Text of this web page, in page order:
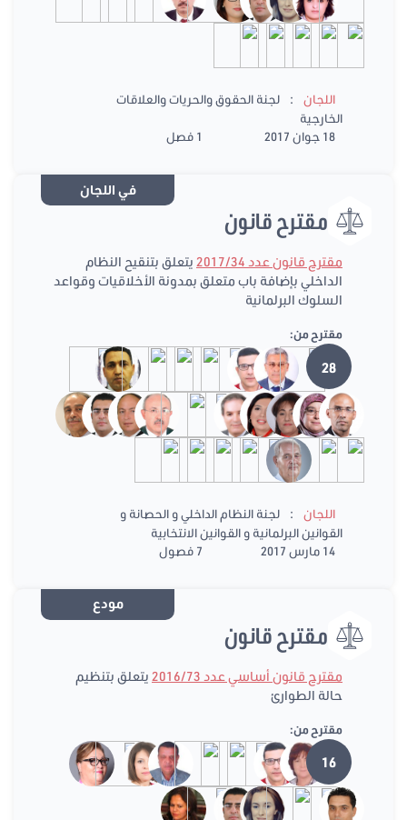
اللجان :
لجنة الحقوق والحريات والعلاقات
الخارجية
18 جوان 2017
1 فصل
في اللجان
مقترح قانون
مقترح قانون عدد 2017/34
يتعلق بتنقيح النظام
الداخلي بإضافة باب متعلق بمدونة الأخلاقيات وقواعد
السلوك البرلمانية
مقترح من:
28
اللجان :
لجنة النظام الداخلي و الحصانة و
القوانين البرلمانية و القوانين الانتخابية
14 مارس 2017
7 فصول
مودع
مقترح قانون
مقترح قانون أساسي عدد 2016/73
يتعلق بتنظيم
حالة الطوارئ
مقترح من:
16